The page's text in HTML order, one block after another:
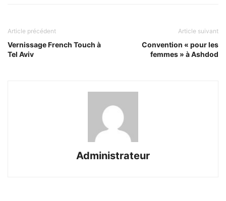
Article précédent
Vernissage French Touch à
Tel Aviv
Article suivant
Convention « pour les
femmes » à Ashdod
Administrateur